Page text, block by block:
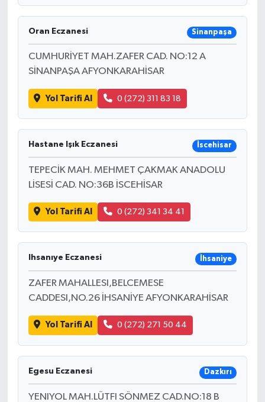
Oran Eczanesi Sinanpaşa
CUMHURİYET MAH.ZAFER CAD. NO:12 A
SİNANPAŞA AFYONKARAHİSAR
Yol Tarifi Al 0 (272) 311 83 18
Hastane Işık Eczanesi İscehisar
TEPECİK MAH. MEHMET ÇAKMAK ANADOLU
LİSESİ CAD. NO:36B İSCEHİSAR
Yol Tarifi Al 0 (272) 341 34 41
Ihsanıye Eczanesi İhsaniye
ZAFER MAHALLESI,BELCEMESE
CADDESI,NO.26 İHSANİYE AFYONKARAHİSAR
Yol Tarifi Al 0 (272) 271 50 44
Egesu Eczanesi Dazkırı
YENIYOL MAH.LÜTFI SÖNMEZ CAD.NO:18 B